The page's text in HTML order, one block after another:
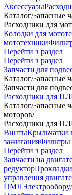
Аксессуары
Каталог/Запасные
Расходники для
Колодки для
мототехники
Перейти в раздел
Перейти в раздел
Запчасти для
Каталог/Запасные
Запчасти для
Расходники для
Каталог/Запасные
моторов/
Расходники для
ВинтыКрыльчатки
зажигания
Перейти в раздел
Запчасти на
редукторПрокладки
управления
ПМЛ